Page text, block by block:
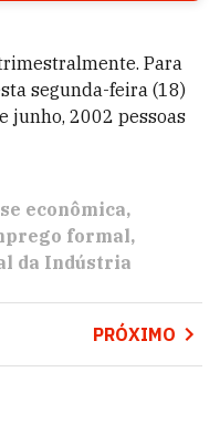
Para
segunda-feira (18)
junho, 2002 pessoas
econômica
formal
da Indústria
PRÓXIMO